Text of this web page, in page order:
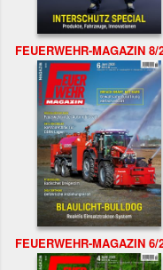
FEUERWEHR-MAGAZIN 8/
FEUERWEHR-MAGAZIN 6/